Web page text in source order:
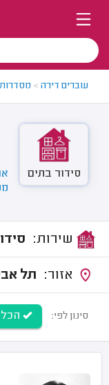
עוברים דירה >
סידור בתים
תל
סינון לפי: הכל